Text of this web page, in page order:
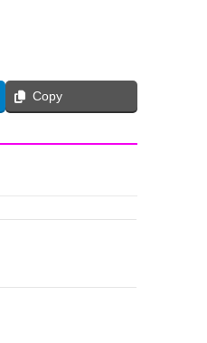
Copy